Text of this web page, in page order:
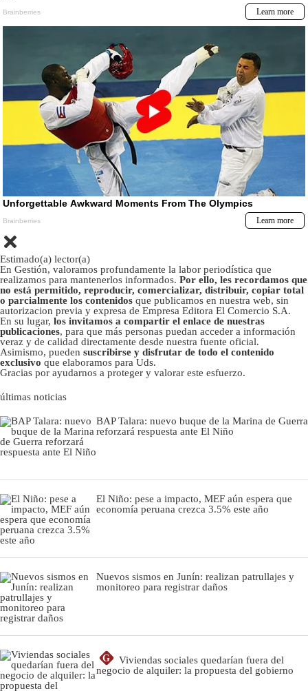
Estimado(a) lector(a)
En Gestión, valoramos profundamente la labor periodística que
realizamos para mantenerlos informados. Por ello, les recordamos que
no está permitido, reproducir, comercializar, distribuir, copiar total
o parcialmente los contenidos que publicamos en nuestra web, sin
autorizacion previa y expresa de Empresa Editora El Comercio S.A.
En su lugar, los invitamos a compartir el enlace de nuestras
publicaciones, para que más personas puedan acceder a información
veraz y de calidad directamente desde nuestra fuente oficial.
Asimismo, pueden suscribirse y disfrutar de todo el contenido
exclusivo que elaboramos para Uds.
Gracias por ayudarnos a proteger y valorar este esfuerzo.
últimas noticias
BAP Talara: nuevo buque de la Marina de Guerra
reforzará respuesta ante El Niño
El Niño: pese a impacto, MEF aún espera que
economía peruana crezca 3.5% este año
Nuevos sismos en Junín: realizan patrullajes y
monitoreo para registrar daños
G
Viviendas sociales quedarían fuera del
negocio de alquiler: la propuesta del gobierno